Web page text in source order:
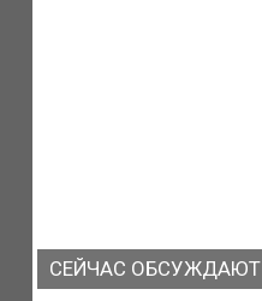
СЕЙЧАС ОБСУЖДАЮТ